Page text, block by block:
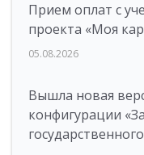
Прием оплат с
проекта «Моя
05.08.2026
Вышла новая
конфигурации